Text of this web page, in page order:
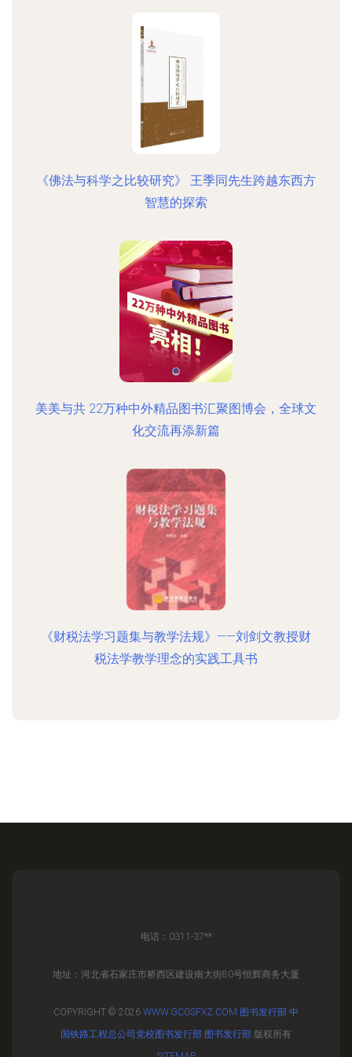
《佛法与科学之比较研究》 王季同先生跨越东西方
智慧的探索
美美与共 22万种中外精品图书汇聚图博会，全球文
化交流再添新篇
《财税法学习题集与教学法规》——刘剑文教授财
税法学教学理念的实践工具书
电话：0311-37**
地址：河北省石家庄市桥西区建设南大街80号恒辉商务大厦
COPYRIGHT © 2026 WWW.GCGSFXZ.COM 图书发行部 中
国铁路工程总公司党校图书发行部 图书发行部 版权所有